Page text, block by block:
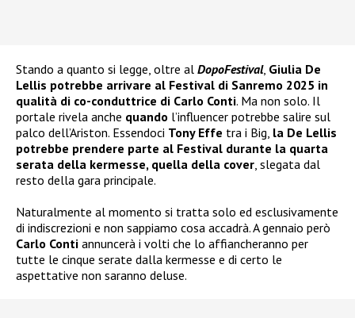
Stando a quanto si legge, oltre al DopoFestival, Giulia De
Lellis potrebbe arrivare al Festival di Sanremo 2025 in
qualità di co-conduttrice di Carlo Conti. Ma non solo. Il
portale rivela anche quando l’influencer potrebbe salire sul
palco dell’Ariston. Essendoci Tony Effe tra i Big, la De Lellis
potrebbe prendere parte al Festival durante la quarta
serata della kermesse, quella della cover, slegata dal
resto della gara principale.
Naturalmente al momento si tratta solo ed esclusivamente
di indiscrezioni e non sappiamo cosa accadrà. A gennaio però
Carlo Conti annuncerà i volti che lo affiancheranno per
tutte le cinque serate dalla kermesse e di certo le
aspettative non saranno deluse.